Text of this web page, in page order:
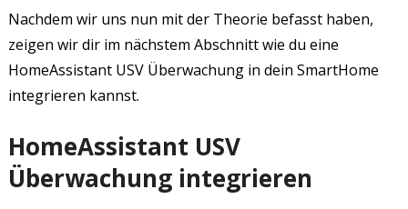
Nachdem wir uns nun mit der Theorie befasst haben,
zeigen wir dir im nächstem Abschnitt wie du eine
HomeAssistant USV Überwachung in dein SmartHome
integrieren kannst.
HomeAssistant USV
Überwachung integrieren